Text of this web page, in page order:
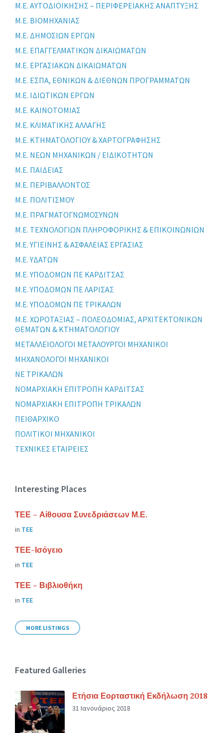
Μ.Ε. ΑΥΤΟΔΙΟΙΚΗΣΗΣ – ΠΕΡΙΦΕΡΕΙΑΚΗΣ ΑΝΑΠΤΥΞΗΣ
Μ.Ε. ΒΙΟΜΗΧΑΝΙΑΣ
Μ.Ε. ΔΗΜΟΣΙΩΝ ΕΡΓΩΝ
Μ.Ε. ΕΠΑΓΓΕΛΜΑΤΙΚΩΝ ΔΙΚΑΙΩΜΑΤΩΝ
Μ.Ε. ΕΡΓΑΣΙΑΚΩΝ ΔΙΚΑΙΩΜΑΤΩΝ
Μ.Ε. ΕΣΠΑ, ΕΘΝΙΚΩΝ & ΔΙΕΘΝΩΝ ΠΡΟΓΡΑΜΜΑΤΩΝ
Μ.Ε. ΙΔΙΩΤΙΚΩΝ ΕΡΓΩΝ
Μ.Ε. ΚΑΙΝΟΤΟΜΙΑΣ
Μ.Ε. ΚΛΙΜΑΤΙΚΗΣ ΑΛΛΑΓΗΣ
Μ.Ε. ΚΤΗΜΑΤΟΛΟΓΙΟΥ & ΧΑΡΤΟΓΡΑΦΗΣΗΣ
Μ.Ε. ΝΕΩΝ ΜΗΧΑΝΙΚΩΝ / ΕΙΔΙΚΟΤΗΤΩΝ
Μ.Ε. ΠΑΙΔΕΙΑΣ
Μ.Ε. ΠΕΡΙΒΑΛΛΟΝΤΟΣ
Μ.Ε. ΠΟΛΙΤΙΣΜΟΥ
Μ.Ε. ΠΡΑΓΜΑΤΟΓΝΩΜΟΣΥΝΩΝ
Μ.Ε. ΤΕΧΝΟΛΟΓΙΩΝ ΠΛΗΡΟΦΟΡΙΚΗΣ & ΕΠΙΚΟΙΝΩΝΙΩΝ
Μ.Ε. ΥΓΙΕΙΝΗΣ & ΑΣΦΑΛΕΙΑΣ ΕΡΓΑΣΙΑΣ
Μ.Ε. ΥΔΑΤΩΝ
Μ.Ε. ΥΠΟΔΟΜΩΝ ΠΕ ΚΑΡΔΙΤΣΑΣ
Μ.Ε. ΥΠΟΔΟΜΩΝ ΠΕ ΛΑΡΙΣΑΣ
Μ.Ε. ΥΠΟΔΟΜΩΝ ΠΕ ΤΡΙΚΑΛΩΝ
Μ.Ε. ΧΩΡΟΤΑΞΙΑΣ – ΠΟΛΕΟΔΟΜΙΑΣ, ΑΡΧΙΤΕΚΤΟΝΙΚΩΝ
ΘΕΜΑΤΩΝ & ΚΤΗΜΑΤΟΛΟΓΙΟΥ
ΜΕΤΑΛΛΕΙΟΛΟΓΟΙ ΜΕΤΑΛΟΥΡΓΟΙ ΜΗΧΑΝΙΚΟΙ
ΜΗΧΑΝΟΛΟΓΟΙ ΜΗΧΑΝΙΚΟΙ
ΝΕ ΤΡΙΚΑΛΩΝ
ΝΟΜΑΡΧΙΑΚΗ ΕΠΙΤΡΟΠΗ ΚΑΡΔΙΤΣΑΣ
ΝΟΜΑΡΧΙΑΚΗ ΕΠΙΤΡΟΠΗ ΤΡΙΚΑΛΩΝ
ΠΕΙΘΑΡΧΙΚΟ
ΠΟΛΙΤΙΚΟΙ ΜΗΧΑΝΙΚΟΙ
ΤΕΧΝΙΚΕΣ ΕΤΑΙΡΕΙΕΣ
Interesting Places
ΤΕΕ – Αίθουσα Συνεδριάσεων Μ.Ε.
in ΤΕΕ
ΤΕΕ-Ισόγειο
in ΤΕΕ
ΤΕΕ – Βιβλιοθήκη
in ΤΕΕ
MORE LISTINGS
Featured Galleries
Ετήσια Εορταστική Εκδήλωση 2018
31 Ιανουάριος 2018